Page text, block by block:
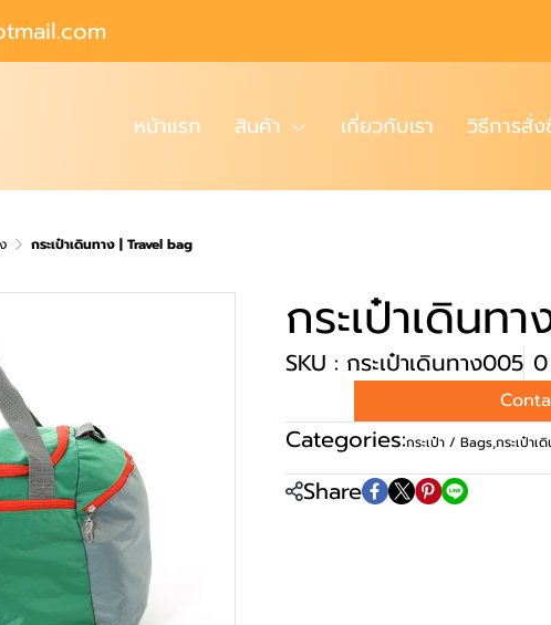
หน้าแรก สินค้า เกี่ยวกับเรา วิธีการสั่
กระเป๋าเดินทาง | Travel bag
กระเป๋าเดินท
SKU : กระเป๋าเดินทาง005
Categories:กระเป๋า / Bags,กระเป๋าเ
Share